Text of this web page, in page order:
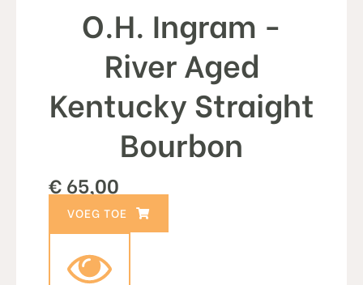
O.H. Ingram -
River Aged
Kentucky Straight
Bourbon
€ 65,00